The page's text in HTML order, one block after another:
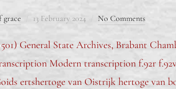
grace 13 February 2024 No Comments
General State Archives, Brabant
Modern transcription f.92r
ertshertoge van Oistrijk hertoge van